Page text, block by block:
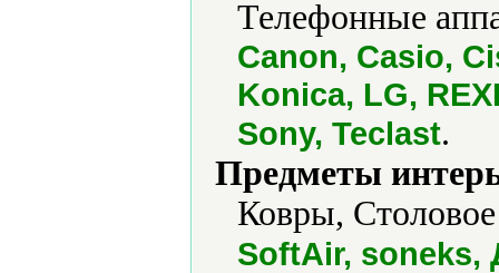
Телефонные
Canon, Casio,
Konica, LG,
Sony, Teclast.
Предметы
Ковры,
SoftAir, soneks,